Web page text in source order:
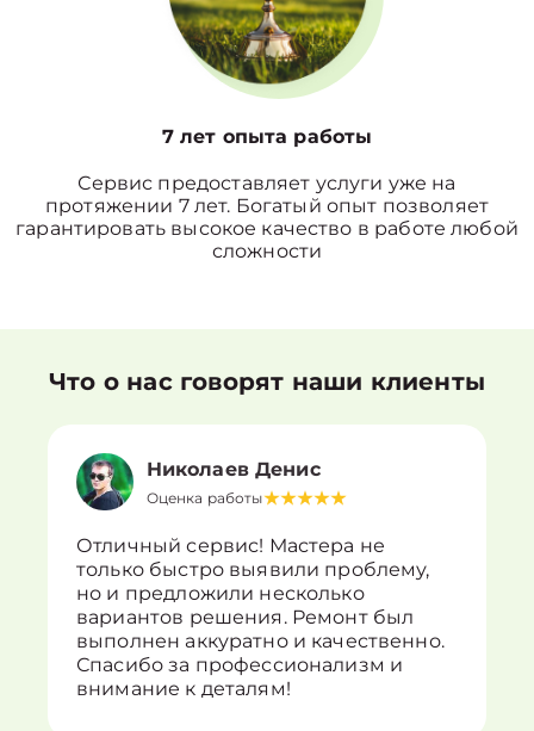
7 лет опыта работы
Сервис предоставляет услуги уже на
протяжении 7 лет. Богатый опыт позволяет
гарантировать высокое качество в работе любой
сложности
Что о нас говорят наши клиенты
Николаев Денис
Оценка работы
Отличный сервис! Мастера не
только быстро выявили проблему,
но и предложили несколько
вариантов решения. Ремонт был
выполнен аккуратно и качественно.
Спасибо за профессионализм и
внимание к деталям!